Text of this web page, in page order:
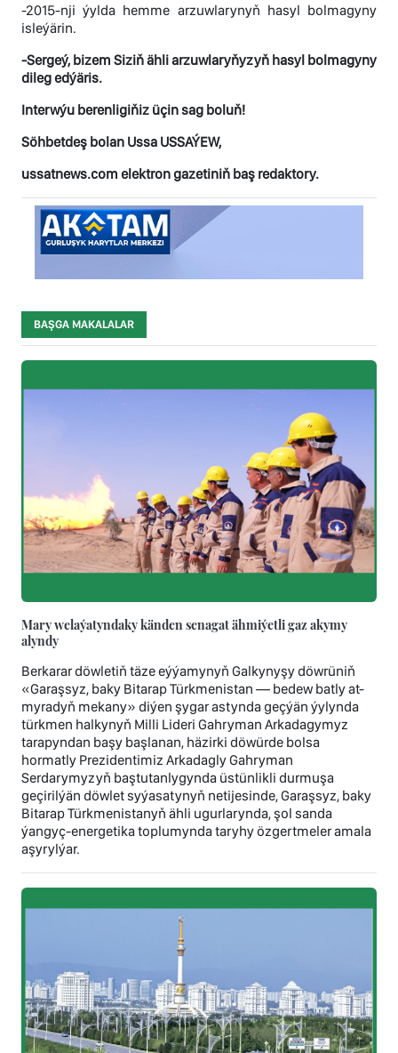
-2015-nji ýylda hemme arzuwlarynyň hasyl bolmagyny
isleýärin.
-Sergeý, bizem Siziň ähli arzuwlaryňyzyň hasyl bolmagyny
dileg edýäris.
Interwýu berenligiňiz üçin sag boluň!
Söhbetdeş bolan Ussa USSAÝEW,
ussatnews.com elektron gazetiniň baş redaktory.
BAŞGA MAKALALAR
Mary welaýatyndaky känden senagat ähmiýetli gaz akymy
alyndy
Berkarar döwletiň täze eýýamynyň Galkynyşy döwrüniň
«Garaşsyz, baky Bitarap Türkmenistan — bedew batly at-
myradyň mekany» diýen şygar astynda geçýän ýylynda
türkmen halkynyň Milli Lideri Gahryman Arkadagymyz
tarapyndan başy başlanan, häzirki döwürde bolsa
hormatly Prezidentimiz Arkadagly Gahryman
Serdarymyzyň baştutanlygynda üstünlikli durmuşa
geçirilýän döwlet syýasatynyň netijesinde, Garaşsyz, baky
Bitarap Türkmenistanyň ähli ugurlarynda, şol sanda
ýangyç-energetika toplumynda taryhy özgertmeler amala
aşyrylýar.